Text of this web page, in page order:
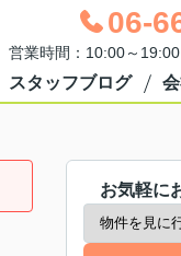
06-
営業時間：10:00～
スタッフブログ
お気軽に